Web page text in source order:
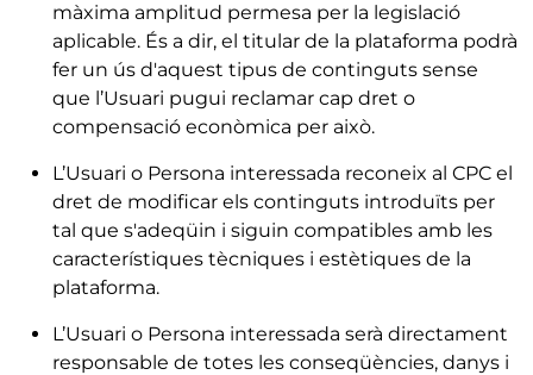
màxima amplitud permesa per la legislació
aplicable. És a dir, el titular de la plataforma podrà
fer un ús d'aquest tipus de continguts sense
que l’Usuari pugui reclamar cap dret o
compensació econòmica per això.
L’Usuari o Persona interessada reconeix al CPC el
dret de modificar els continguts introduïts per
tal que s'adeqüin i siguin compatibles amb les
característiques tècniques i estètiques de la
plataforma.
L’Usuari o Persona interessada serà directament
responsable de totes les conseqüències, danys i